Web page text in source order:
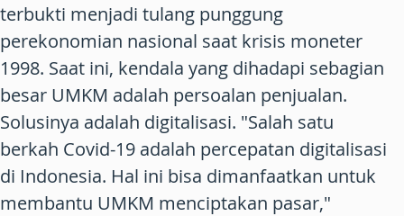
terbukti menjadi tulang punggung
perekonomian nasional saat krisis moneter
1998. Saat ini, kendala yang dihadapi sebagian
besar UMKM adalah persoalan penjualan.
Solusinya adalah digitalisasi. "Salah satu
berkah Covid-19 adalah percepatan digitalisasi
di Indonesia. Hal ini bisa dimanfaatkan untuk
membantu UMKM menciptakan pasar,"